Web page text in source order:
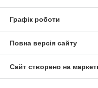
Графік роботи
Повна версія сайту
Сайт створено на